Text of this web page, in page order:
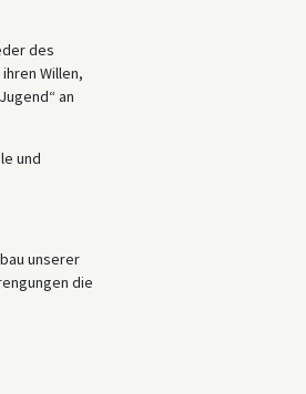
des
Willen,
an
und
unserer
die